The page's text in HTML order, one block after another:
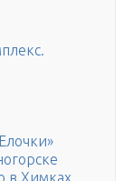
в Химках